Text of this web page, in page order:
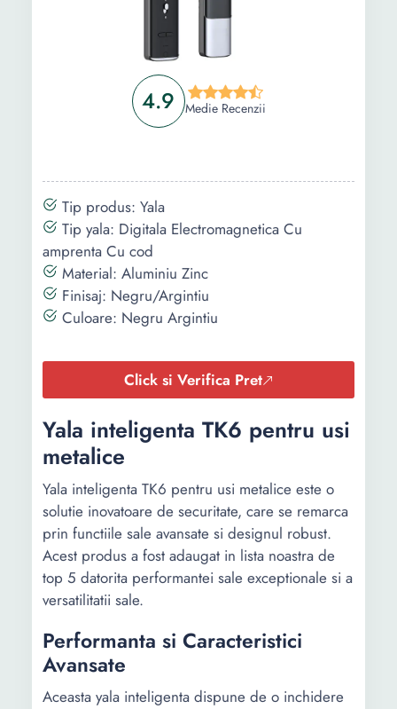
4.9 Medie Recenzii
Tip produs: Yala
Tip yala: Digitala Electromagnetica Cu
amprenta Cu cod
Material: Aluminiu Zinc
Finisaj: Negru/Argintiu
Culoare: Negru Argintiu
Click si Verifica Pret
Yala inteligenta TK6 pentru usi
metalice
Yala inteligenta TK6 pentru usi metalice este o
solutie inovatoare de securitate, care se remarca
prin functiile sale avansate si designul robust.
Acest produs a fost adaugat in lista noastra de
top 5 datorita performantei sale exceptionale si a
versatilitatii sale.
Performanta si Caracteristici
Avansate
Aceasta yala inteligenta dispune de o inchidere